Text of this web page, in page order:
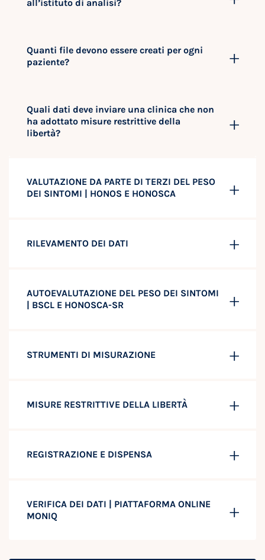
all’istituto di analisi?
Quanti file devono essere creati per ogni
paziente?
Quali dati deve inviare una clinica che non
ha adottato misure restrittive della
libertà?
VALUTAZIONE DA PARTE DI TERZI DEL PESO
DEI SINTOMI | HONOS E HONOSCA
RILEVAMENTO DEI DATI
AUTOEVALUTAZIONE DEL PESO DEI SINTOMI
| BSCL E HONOSCA-SR
STRUMENTI DI MISURAZIONE
MISURE RESTRITTIVE DELLA LIBERTÀ
REGISTRAZIONE E DISPENSA
VERIFICA DEI DATI | PIATTAFORMA ONLINE
MONIQ